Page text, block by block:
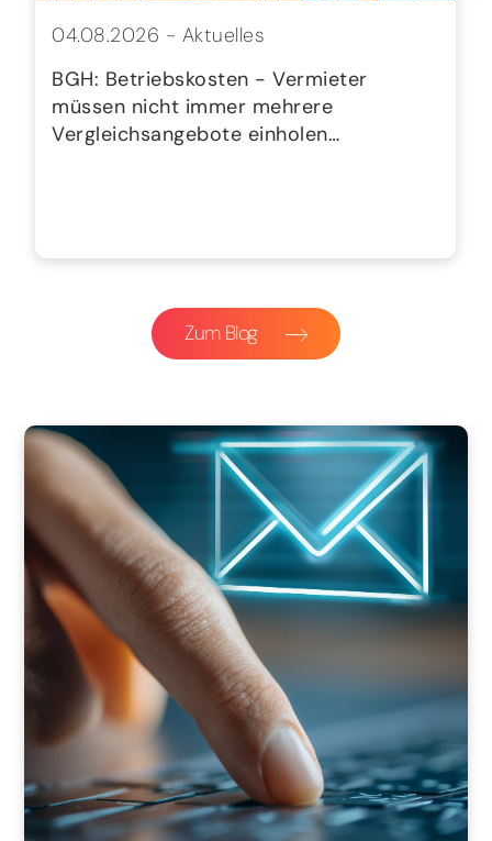
04.08.2026 - Aktuelles
BGH: Betriebskosten - Vermieter
müssen nicht immer mehrere
Vergleichsangebote einholen…
Zum Blog